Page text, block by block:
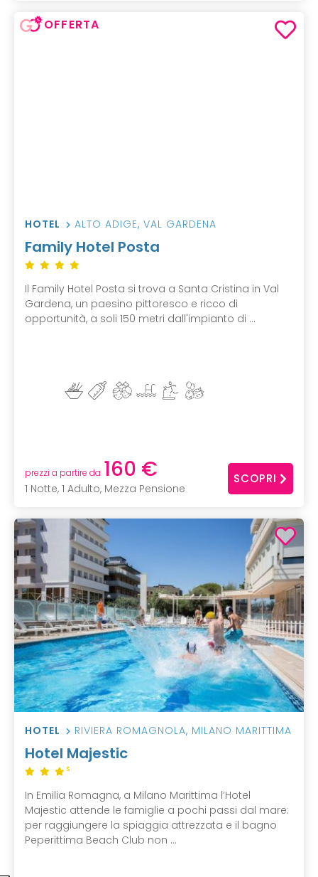
OFFERTA
HOTEL ALTO ADIGE, VAL GARDENA
Family Hotel Posta
Il Family Hotel Posta si trova a Santa Cristina in Val
Gardena, un paesino pittoresco e ricco di
opportunità, a soli 150 metri dall'impianto di ...
prezzi a partire da 160 €
1 Notte, 1 Adulto, Mezza Pensione
SCOPRI
HOTEL RIVIERA ROMAGNOLA, MILANO MARITTIMA
Hotel Majestic
S
In Emilia Romagna, a Milano Marittima l’Hotel
Majestic attende le famiglie a pochi passi dal mare:
per raggiungere la spiaggia attrezzata e il bagno
Peperittima Beach Club non ...